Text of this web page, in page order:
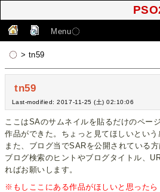
Menu
> tn59
tn59
Last-modified: 2017-11-25 (土) 02:10:06
ここはSAのサムネイルを貼るだけのペー
作品ができた。ちょっと見てほしいという
また、ブログ当でSARを公開されている方
ブログ検索のヒントやブログタイトル、
ればお願いします。
※もしここにある作品がほしいと思った